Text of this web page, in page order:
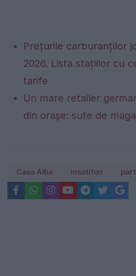
Prețurile carburanților
2026. Lista stațiilor cu
tarife
Un mare retailer
din orașe: sute de
Casa Alba insotitori